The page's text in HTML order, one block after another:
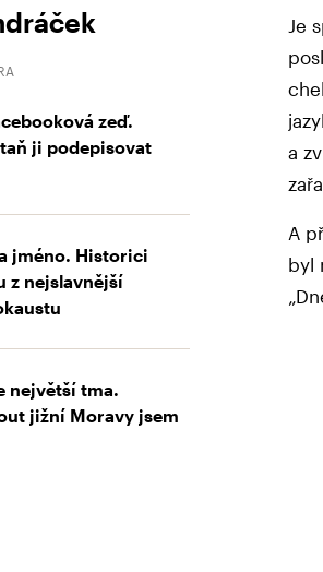
zeď.
ji podepisovat
jméno. Historici
z nejslavnější
největší tma.
jižní Moravy jsem
Je
a
A
byl